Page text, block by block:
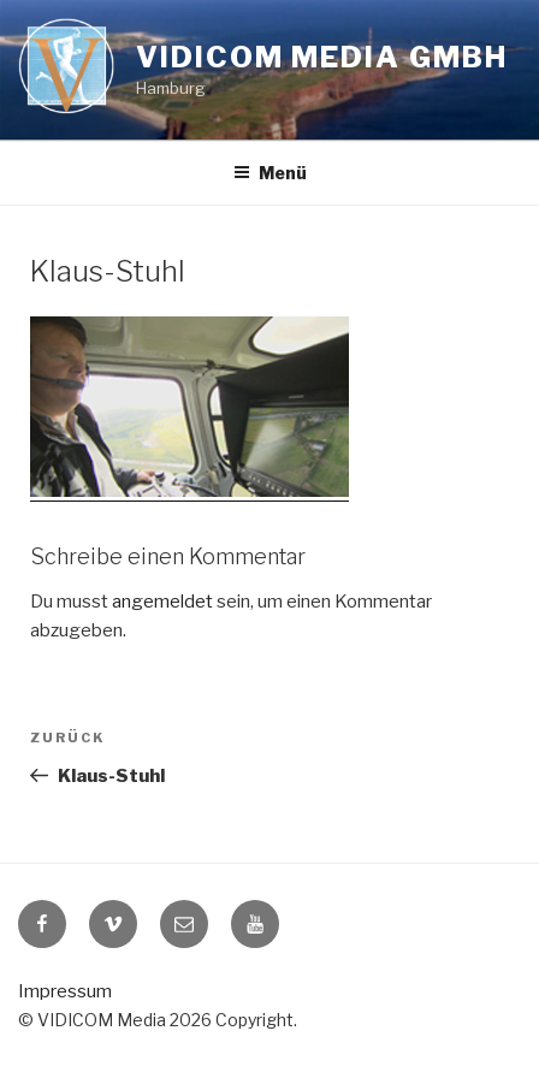
Inhalt
springen
VIDICOM MEDIA GMBH
Hamburg
Menü
Klaus-Stuhl
Schreibe einen Kommentar
Du musstangemeldetsein, um einen Kommentar
abzugeben.
Beitragsnavigation
Vorheriger
Beitrag
ZURÜCK
Klaus-Stuhl
VIDICOM
auf
VIDICOM
auf
E-
Mail
VIDICOM
auf
Impressum
© VIDICOM Media 2026 Copyright.